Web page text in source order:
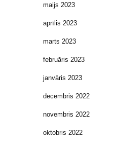
maijs 2023
aprīlis 2023
marts 2023
februāris 2023
janvāris 2023
decembris 2022
novembris 2022
oktobris 2022